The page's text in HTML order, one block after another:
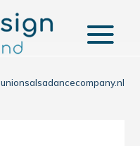
unionsalsadancecompany.nl